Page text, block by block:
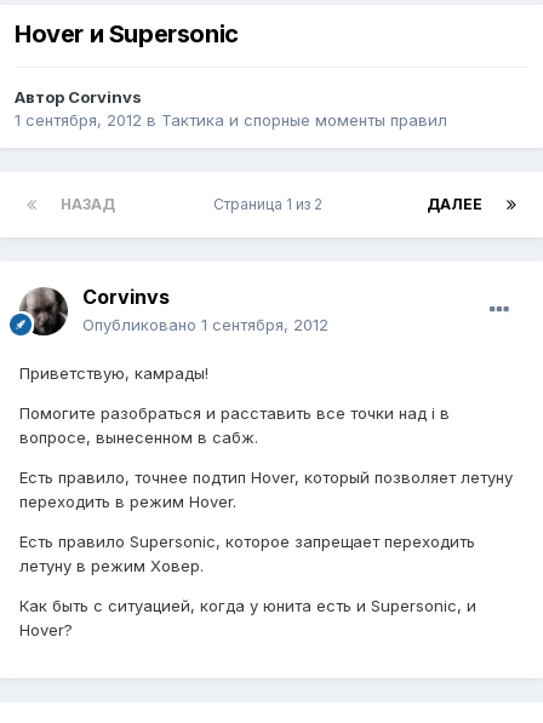
Hover и Supersonic
Автор Corvinvs
1 сентября, 2012 в Тактика и спорные моменты правил
НАЗАД ДАЛЕЕ
Страница 1 из 2
Corvinvs
Опубликовано 1 сентября, 2012
Приветствую, камрады!
Помогите разобраться и расставить все точки над i в
вопросе, вынесенном в сабж.
Есть правило, точнее подтип Hover, который позволяет летуну
переходить в режим Hover.
Есть правило Supersonic, которое запрещает переходить
летуну в режим Ховер.
Как быть с ситуацией, когда у юнита есть и Supersonic, и
Hover?